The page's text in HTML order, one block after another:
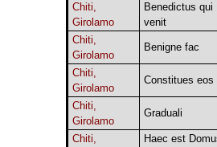
Chiti,
Girolamo
Benedictus qui
venit
Chiti,
Girolamo
Benigne fac
Chiti,
Girolamo
Constitues eos
Chiti,
Girolamo
Graduali
Chiti,
Haec est